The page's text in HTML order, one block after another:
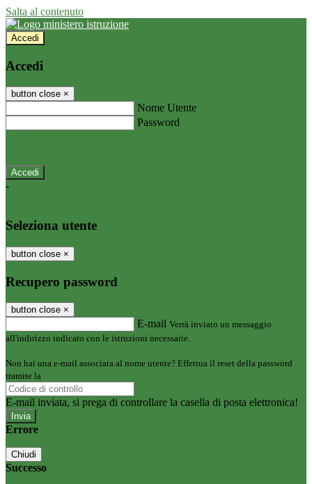
Salta al contenuto
Accedi
Accedi
button close ×
Nome Utente
Password
-
Seleziona utente
button close ×
Recupero password
button close ×
E-mail Verrà inviato un messaggio
all'indirizzo indicato con le istruzioni necessarie.
Non hai una e-mail associata al nome utente? Effettua il reset della password
tramite la
E-mail inviata, si prega di controllare la casella di posta elettronica!
Errore
Chiudi
Successo